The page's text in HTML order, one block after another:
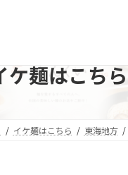
ケ麺はこちら
イケ麺はこちら 東海地方